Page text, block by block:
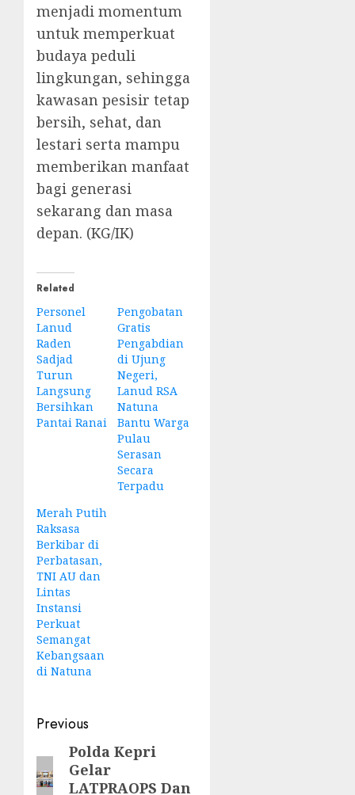
menjadi momentum
untuk memperkuat
budaya peduli
lingkungan, sehingga
kawasan pesisir tetap
bersih, sehat, dan
lestari serta mampu
memberikan manfaat
bagi generasi
sekarang dan masa
depan. (KG/IK)
Related
Personel
Lanud
Raden
Sadjad
Turun
Langsung
Bersihkan
Pantai Ranai
Pengobatan
Gratis
Pengabdian
di Ujung
Negeri,
Lanud RSA
Natuna
Bantu Warga
Pulau
Serasan
Secara
Terpadu
Merah Putih
Raksasa
Berkibar di
Perbatasan,
TNI AU dan
Lintas
Instansi
Perkuat
Semangat
Kebangsaan
di Natuna
Post
navigation
Previous
Previous
post:
Polda Kepri
Gelar
LATPRAOPS Dan